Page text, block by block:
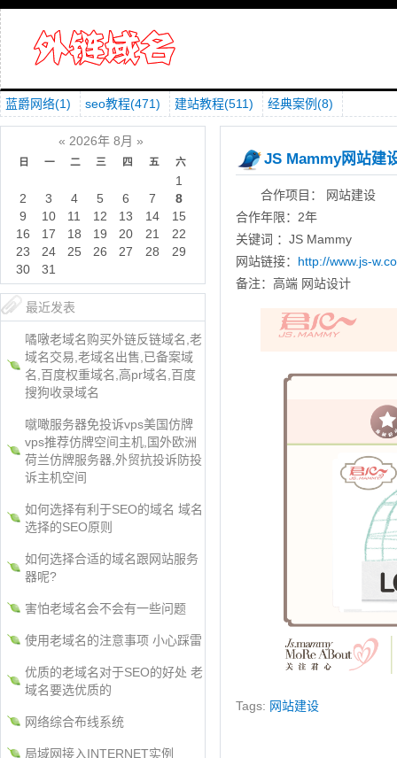
蓝爵网络(1) seo教程(471) 建站教程(511) 经典案例(8)
JS Mammy网站建
合作项目： 网站建设
合作年限：2年
关键词 ：JS Mammy
网站链接： http://www.js-
备注：高端 网站设计
Tags: 网站建设
« 2026年 8月 »
日 一 二 三 四 五 六
1
2
3 4 5 6 7
8
9
10 11 12 13 14
15
16
17 18 19 20 21
22
23
24 25 26 27 28
29
30
31
最近发表
噊噋老域名购买外链反链域名,老
域名交易,老域名出售,已备案域
名,百度权重域名,高pr域名,百度
搜狗收录域名
噈噉服务器免投诉vps美国仿牌
vps推荐仿牌空间主机,国外欧洲
荷兰仿牌服务器,外贸抗投诉防投
诉主机空间
如何选择有利于SEO的域名 域名
选择的SEO原则
如何选择合适的域名跟网站服务
器呢?
害怕老域名会不会有一些问题
使用老域名的注意事项 小心踩雷
优质的老域名对于SEO的好处 老
域名要选优质的
网络综合布线系统
局域网接入INTERNET实例